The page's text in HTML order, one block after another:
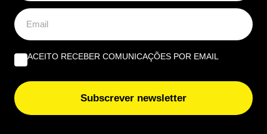
Inspeção automóvel mudou: milhares de carros podem
reprovar mesmo sem avarias visíveis
Jovem de 20 anos fica em prisão preventiva por tráfico
Lídia Jorge e Dino D’Santiago são embaixadores da
ACEITO RECEBER COMUNICAÇÕES POR EMAIL
Subscrever newsletter